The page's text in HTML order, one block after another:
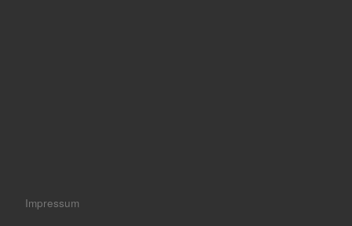
Impressum